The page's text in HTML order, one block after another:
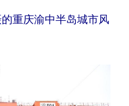
重庆渝中半岛城市风